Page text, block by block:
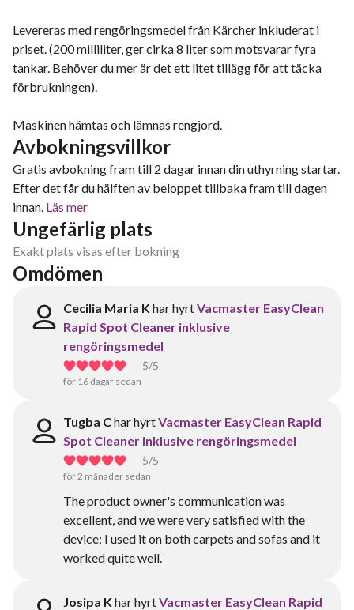
Levereras med rengöringsmedel från Kärcher inkluderat i
priset. (200 milliliter, ger cirka 8 liter som motsvarar fyra
tankar. Behöver du mer är det ett litet tillägg för att täcka
förbrukningen).
Maskinen hämtas och lämnas rengjord.
Avbokningsvillkor
Gratis avbokning fram till 2 dagar innan din uthyrning startar.
Efter det får du hälften av beloppet tillbaka fram till dagen
innan. Läs mer
Ungefärlig plats
Exakt plats visas efter bokning
Omdömen
Cecilia Maria K har hyrtVacmaster EasyClean
Rapid Spot Cleaner inklusive
rengöringsmedel
5/5
för 16 dagar sedan
Tugba Char hyrtVacmaster EasyClean Rapid
Spot Cleaner inklusive rengöringsmedel
5/5
för 2 månader sedan
The product owner's communication was
excellent, and we were very satisfied with the
device; I used it on both carpets and sofas and it
worked quite well.
Josipa K har hyrtVacmaster EasyClean Rapid